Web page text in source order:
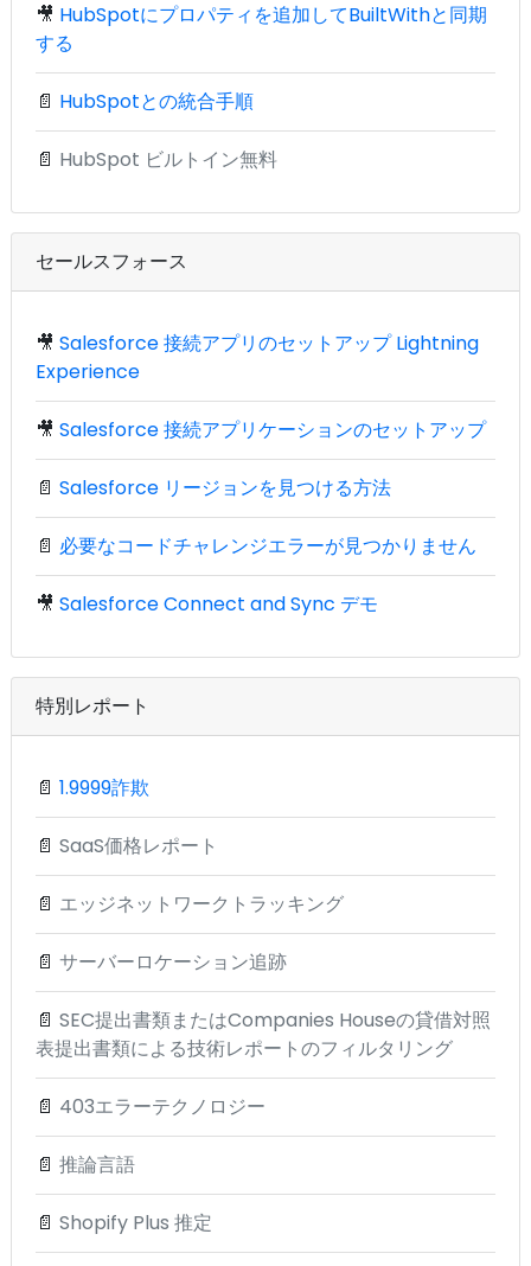
🎥 HubSpotにプロパティを追加してBuiltWithと同期
する
📄 HubSpotとの統合手順
📄 HubSpot ビルトイン無料
セールスフォース
🎥 Salesforce 接続アプリのセットアップ Lightning
Experience
🎥 Salesforce 接続アプリケーションのセットアップ
📄 Salesforce リージョンを見つける方法
📄 必要なコードチャレンジエラーが見つかりません
🎥 Salesforce Connect and Sync デモ
特別レポート
📄 1.9999詐欺
📄 SaaS価格レポート
📄 エッジネットワークトラッキング
📄 サーバーロケーション追跡
📄 SEC提出書類またはCompanies Houseの貸借対照
表提出書類による技術レポートのフィルタリング
📄 403エラーテクノロジー
📄 推論言語
📄 Shopify Plus 推定